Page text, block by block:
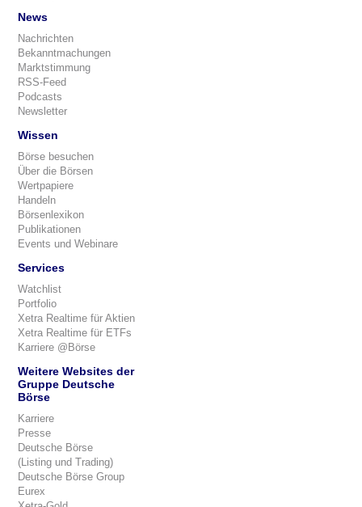
News
Nachrichten
Bekanntmachungen
Marktstimmung
RSS-Feed
Podcasts
Newsletter
Wissen
Börse besuchen
Über die Börsen
Wertpapiere
Handeln
Börsenlexikon
Publikationen
Events und Webinare
Services
Watchlist
Portfolio
Xetra Realtime für Aktien
Xetra Realtime für ETFs
Karriere @Börse
Weitere Websites der
Gruppe Deutsche
Börse
Karriere
Presse
Deutsche Börse
(Listing und Trading)
Deutsche Börse Group
Eurex